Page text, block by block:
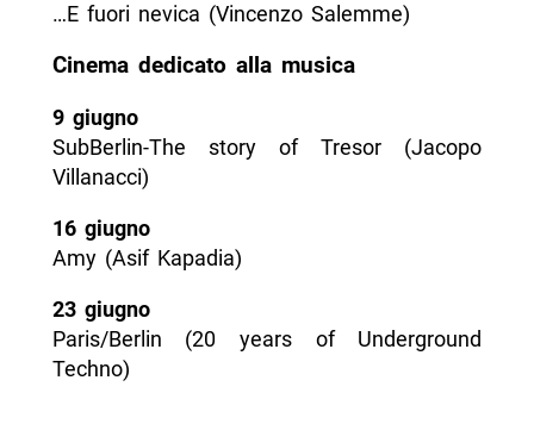
…E fuori nevica (Vincenzo Salemme)
Cinema dedicato alla musica
9 giugno
SubBerlin-The story of Tresor (Jacopo
Villanacci)
16 giugno
Amy (Asif Kapadia)
23 giugno
Paris/Berlin (20 years of Underground
Techno)